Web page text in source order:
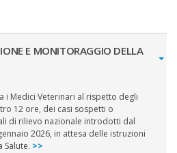
E MONITORAGGIO DELLA
i Medici Veterinari al rispetto degli
12 ore, dei casi sospetti o
di rilievo nazionale introdotti dal
2026, in attesa delle istruzioni
Salute. >>